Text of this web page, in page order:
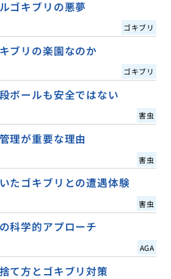
ゴキブリの悪夢
ゴキブリ
ブリの楽園なのか
ゴキブリ
ボールも安全ではない
害虫
理が重要な理由
害虫
たゴキブリとの遭遇体験
害虫
科学的アプローチ
AGA
て方とゴキブリ対策